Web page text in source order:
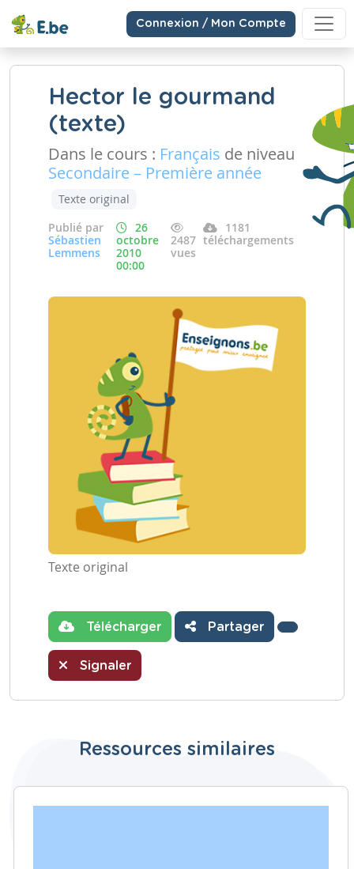
Connexion / Mon Compte
Hector le gourmand
(texte)
Dans le cours : Français de niveau
Secondaire – Première année
Texte original
Publié par
Sébastien
Lemmens
26
octobre
2010
00:00
2487
vues
1181
téléchargements
Texte original
Télécharger Partager
Signaler
Ressources similaires